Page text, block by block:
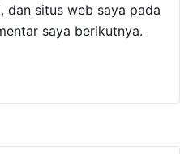
dan situs web saya pada
saya berikutnya.